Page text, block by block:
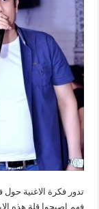
تدور فكرة الاغنية
فهم اصبحوا قلة هذه